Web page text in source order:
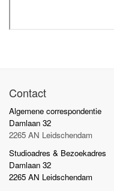
Contact
Algemene correspondentie
Damlaan 32
2265 AN Leidschendam
Studioadres & Bezoekadres
Damlaan 32
2265 AN Leidschendam